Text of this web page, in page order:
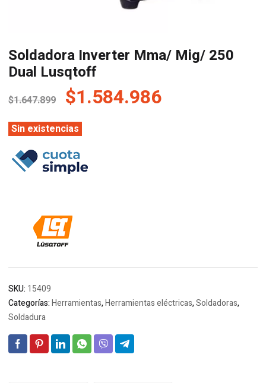
Soldadora Inverter Mma/ Mig/ 250
Dual Lusqtoff
$1.647.899 El
precio
original
era:
$1.647.899.
$1.584.986El
Sin existencias
SKU: 15409
Categorías:Herramientas,Herramientas eléctricas,Soldadoras,
Soldadura